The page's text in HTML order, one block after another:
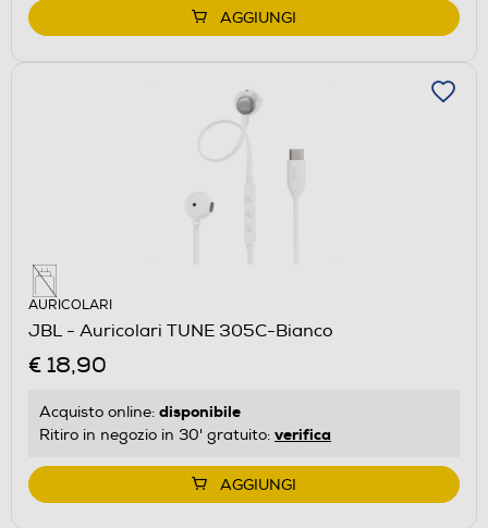
AGGIUNGI
AURICOLARI
JBL - Auricolari TUNE 305C-Bianco
€ 18,90
Acquisto online: disponibile
Ritiro in negozio in 30' gratuito: verifica
AGGIUNGI